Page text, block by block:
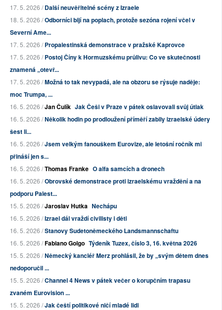
17. 5. 2026 /Další neuvěřitelné scény z Izraele
18. 5. 2026 /Odborníci bijí na poplach, protože sezóna rojení včel v
Severní Ame...
17. 5. 2026 /Propalestinská demonstrace v pražské Kaprovce
17. 5. 2026 /Postoj Číny k Hormuzskému průlivu: Co ve skutečnosti
znamená „otevř...
17. 5. 2026 /Možná to tak nevypadá, ale na obzoru se rýsuje naděje:
moc Trumpa, ...
16. 5. 2026 /Jan Čulík Jak Češi v Praze v pátek oslavovali svůj útlak
16. 5. 2026 /Několik hodin po prodloužení příměří zabily izraelské údery
šest li...
16. 5. 2026 /Jsem velkým fanouškem Eurovize, ale letošní ročník mi
přináší jen s...
16. 5. 2026 /Thomas Franke O alfa samcích a dronech
16. 5. 2026 /Obrovské demonstrace proti izraelskému vraždění a na
podporu Palest...
15. 5. 2026 /Jaroslav Hutka Nechápu
16. 5. 2026 /Izrael dál vraždí civilisty i děti
16. 5. 2026 /Stanovy Sudetoněmeckého Landsmannschaftu
16. 5. 2026 /Fabiano Golgo Týdeník Tuzex, číslo 3, 16. května 2026
15. 5. 2026 /Německý kancléř Merz prohlásil, že by „svým dětem dnes
nedoporučil ...
15. 5. 2026 /Channel 4 News v pátek večer o korupčním trapasu
zvaném Eurovision ...
15. 5. 2026 /Jak čeští politikové ničí mladé lidi